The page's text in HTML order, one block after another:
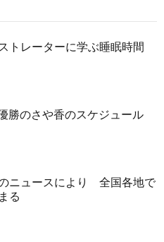
トレーターに学ぶ睡眠時間
勝のさや香のスケジュール
ニュースにより 全国各地で
る